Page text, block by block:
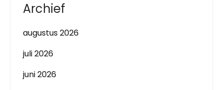
Archief
augustus 2026
juli 2026
juni 2026